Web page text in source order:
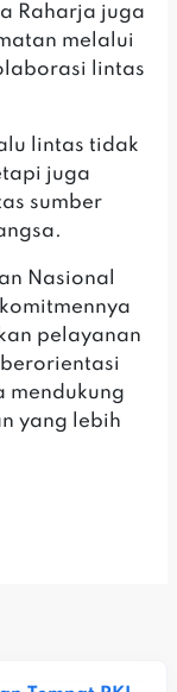
Raharja juga
melalui
lintas
lintas tidak
juga
sumber
Nasional
pelayanan
mendukung
yang lebih